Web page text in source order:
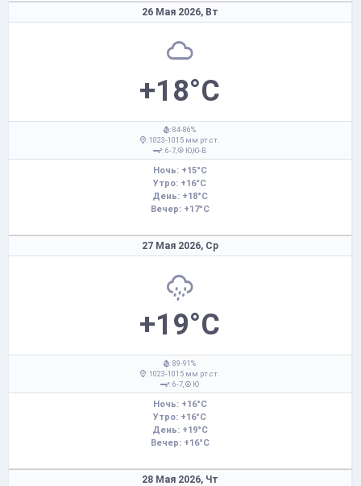
26 Мая 2026, Вт
+18°C
: 84-86%
: 1023-1015 мм рт.ст.
: 6-7,
Ю,Ю-В
Ночь: +15°C
Утро: +16°C
День: +18°C
Вечер: +17°C
27 Мая 2026, Ср
+19°C
: 89-91%
: 1023-1015 мм рт.ст.
: 6-7,
Ю
Ночь: +16°C
Утро: +16°C
День: +19°C
Вечер: +16°C
28 Мая 2026, Чт